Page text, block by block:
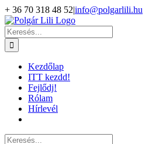
Kihagyás
+ 36 70 318 48 52|info@polgarlili.hu
Keresés...
Kezdőlap
ITT kezdd!
Fejlődj!
Rólam
Hírlevél
Keresés...